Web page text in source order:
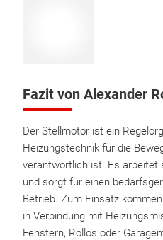
Fazit von Alexander
Der Stellmotor ist ein
Heizungstechnik für die
verantwortlich ist. Es
und sorgt für einen
Betrieb. Zum Einsatz
in Verbindung mit
Fenstern, Rollos oder